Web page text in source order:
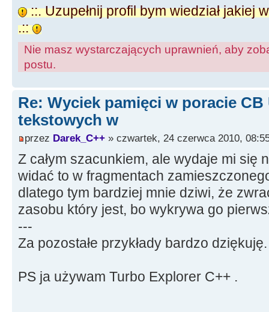
}
--------------------
void __fastcall TForm1::
{
Memo1->Lines-
>LoadFromStream
--------------------
{
ShowMessage
"Błąd"
return NULL;
}
BYTE*MemPtr= (BYTE*)
String Result
std ::auto_ptr<TStringStream>
sStream
sStream->Position=0;
//Result = sStream->DataString;
delete MemPtr;
return sStream.release();
--------------------
::. Uzupełnij profil bym wiedział jakiej
.::
Nie masz wystarczających uprawnień, aby
postu.
Re: Wyciek pamięci w poracie
tekstowych w
przez Darek_C++ » czwartek, 24 czerwca 2010,
Z całym szacunkiem, ale wydaje mi się
widać to w fragmentach
dlatego tym bardziej mnie dziwi, że
zasobu który jest, bo wykrywa go
---
Za pozostałe przykłady bardzo dziękuję.
PS ja używam Turbo Explorer C++ .